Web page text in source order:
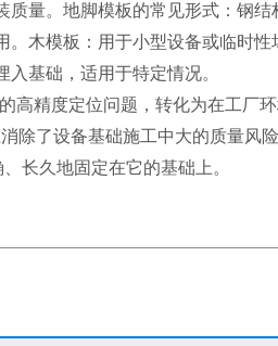
量。地脚模板的常见形式：钢结
木模板：用于小型设备或临时性
基础，适用于特定情况。
高精度定位问题，转化为在工厂
除了设备基础施工中大的质量风
长久地固定在它的基础上。